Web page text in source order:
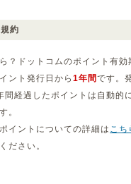
約
？ドットコムのポイント有効
ント発行日から 1年間です。
間経過したポイントは自動的
。
イントについての詳細は こち
ださい。